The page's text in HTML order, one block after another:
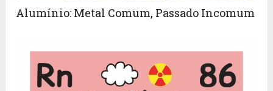
Alumínio: Metal Comum, Passado Incomum